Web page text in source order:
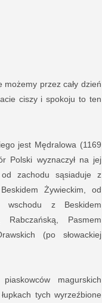
przez cały dzień
ciszy i spokoju to ten
jest Mędralowa (1169
Polski wyznaczył na jej
zachodu sąsiaduje z
Żywieckim, od
wschodu z Beskidem
Pasmem
(po słowackiej
magurskich
tych wyrzeźbione